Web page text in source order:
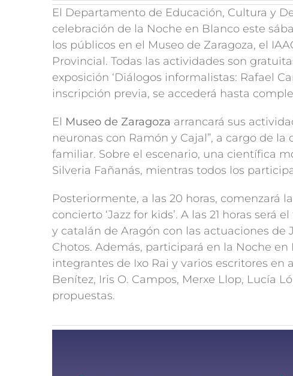
El Departamento de Educación, Cultura y
celebración de la Noche en Blanco este
los públicos en el Museo de Zaragoza, el
Provincial. Todas las actividades son
exposición ‘Diálogos informalistas: Rafael
inscripción previa, se accederá hasta
El Museo de Zaragoza arrancará sus
neuronas con Ramón y Cajal”, a cargo de
familiar. Sobre el escenario, una científica
Silveria Fañanás, mientras todos los
Posteriormente, a las 20 horas, comenzará
concierto ‘Jazz for kids’. A las 21 horas
y catalán de Aragón con las actuaciones de
Chotos. Además, participará en la Noche
integrantes de Ixo Rai y varios escritores
Benítez, Iris O. Campos, Merxe Llop, Lucía
propuestas.